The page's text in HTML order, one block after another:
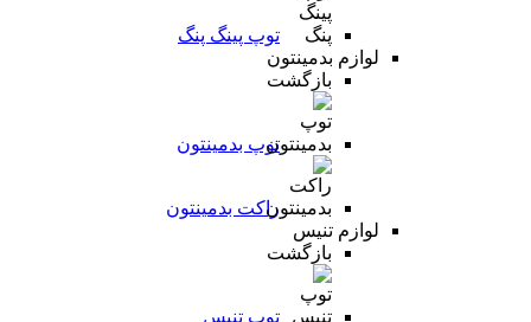
توپ پینگ پنگ
لوازم بدمینتون
بازگشت
توپ بدمینتون
راکت بدمینتون
لوازم تنیس
بازگشت
توپ تنیس